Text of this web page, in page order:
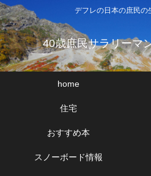
デフレの日本の庶民の
40歳庶民サラリー
home
住宅
おすすめ本
スノーボード情報